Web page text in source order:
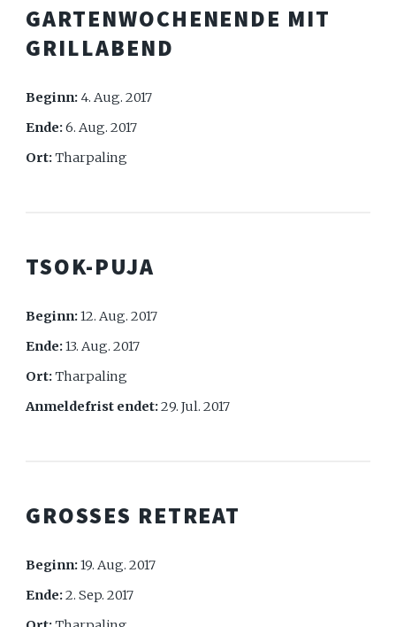
GARTENWOCHENENDE MIT
GRILLABEND
Beginn: 4. Aug. 2017
Ende:6. Aug. 2017
Ort:Tharpaling
TSOK-PUJA
Beginn:12. Aug. 2017
Ende:13. Aug. 2017
Ort:Tharpaling
Anmeldefrist endet:29. Jul. 2017
GROSSES RETREAT
Beginn:19. Aug. 2017
Ende:2. Sep. 2017